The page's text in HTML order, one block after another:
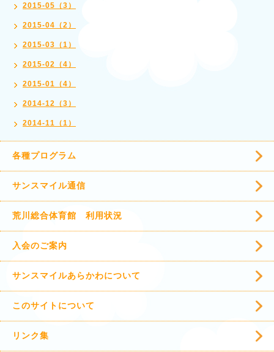
2015-05（3）
2015-04（2）
2015-03（1）
2015-02（4）
2015-01（4）
2014-12（3）
2014-11（1）
各種プログラム
サンスマイル通信
荒川総合体育館 利用状況
入会のご案内
サンスマイルあらかわについて
このサイトについて
リンク集